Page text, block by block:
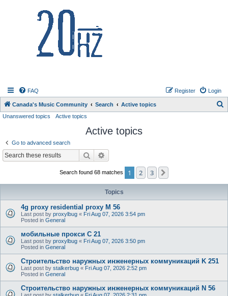
FAQ Login
Register
Canada's Music Community Search Active topics
Unanswered topics Active topics
Active topics
Go to advanced search
Search
Search found 68 matches 1 2 3
Topics
4g proxy residential proxy M 56
Last post by proxylbug « Fri Aug 07, 2026 3:54 pm
Posted in General
мобильные прокси C 21
Last post by proxylbug « Fri Aug 07, 2026 3:50 pm
Posted in General
Строительство наружных инженерных коммуникаций K 251
Last post by stalkerbug « Fri Aug 07, 2026 2:52 pm
Posted in General
Строительство наружных инженерных коммуникаций N 56
Last post by stalkerbug « Fri Aug 07, 2026 2:31 pm